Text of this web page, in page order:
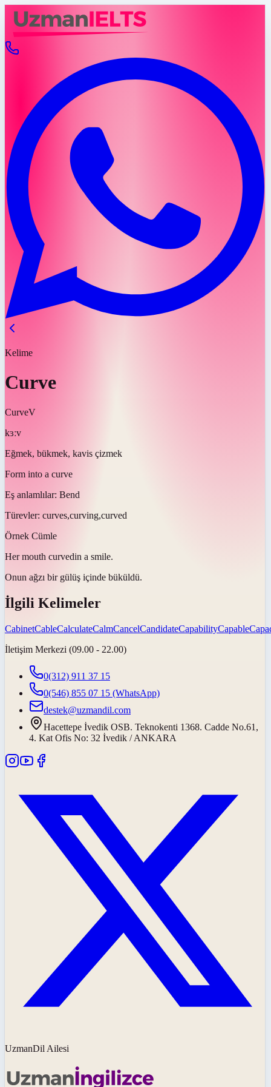
Kelime
Curve
CurveV
kɜːv
Eğmek, bükmek, kavis çizmek
Form into a curve
Eş anlamlılar: Bend
Türevler: curves,curving,curved
Örnek Cümle
Her mouth curvedin a smile.
Onun ağzı bir gülüş içinde büküldü.
İlgili Kelimeler
CabinetCableCalculateCalmCancelCandidateCapabilityCapable
İletişim Merkezi (09.00 - 22.00)
0(312) 911 37 15
0(546) 855 07 15 (WhatsApp)
destek@uzmandil.com
Hacettepe İvedik OSB. Teknokenti 1368. Cadde No.61,
4. Kat Ofis No: 32 İvedik / ANKARA
UzmanDil Ailesi